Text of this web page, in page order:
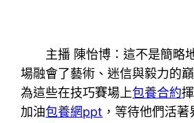
主播 陳怡博：這不是簡略
場融會了藝術、迷信與毅力的
為這些在技巧賽場上包養合約
加油包養網ppt ，等待他們活